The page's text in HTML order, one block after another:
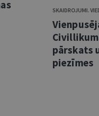
SKAIDROJUMI.
pārskats
piezīmes